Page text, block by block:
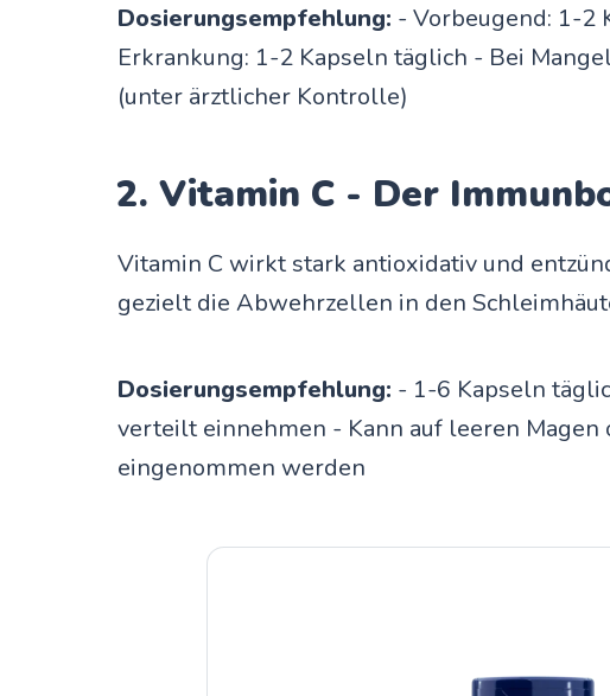
Dosierungsempfehlung: - Vorbeugend: 1-2
Erkrankung: 1-2 Kapseln täglich - Bei
(unter ärztlicher Kontrolle)
2. Vitamin C - Der
Vitamin C wirkt stark antioxidativ und
gezielt die Abwehrzellen in den
Dosierungsempfehlung: - 1-6 Kapseln
verteilt einnehmen - Kann auf leeren Magen
eingenommen werden